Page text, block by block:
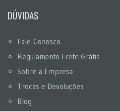
DÚVIDAS
Fale-Conosco
Regulamento Frete Grátis
Sobre a Empresa
Trocas e Devoluções
Blog